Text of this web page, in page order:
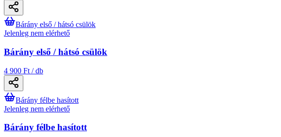
Bárány első / hátsó csülök
Jelenleg nem elérhető
Bárány első / hátsó csülök
4 900 Ft / db
Bárány félbe hasított
Jelenleg nem elérhető
Bárány félbe hasított